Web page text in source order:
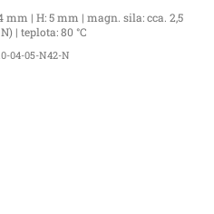
mm | H: 5 mm | magn. sila: cca. 2,5
| teplota: 80 °C
04-05-N42-N